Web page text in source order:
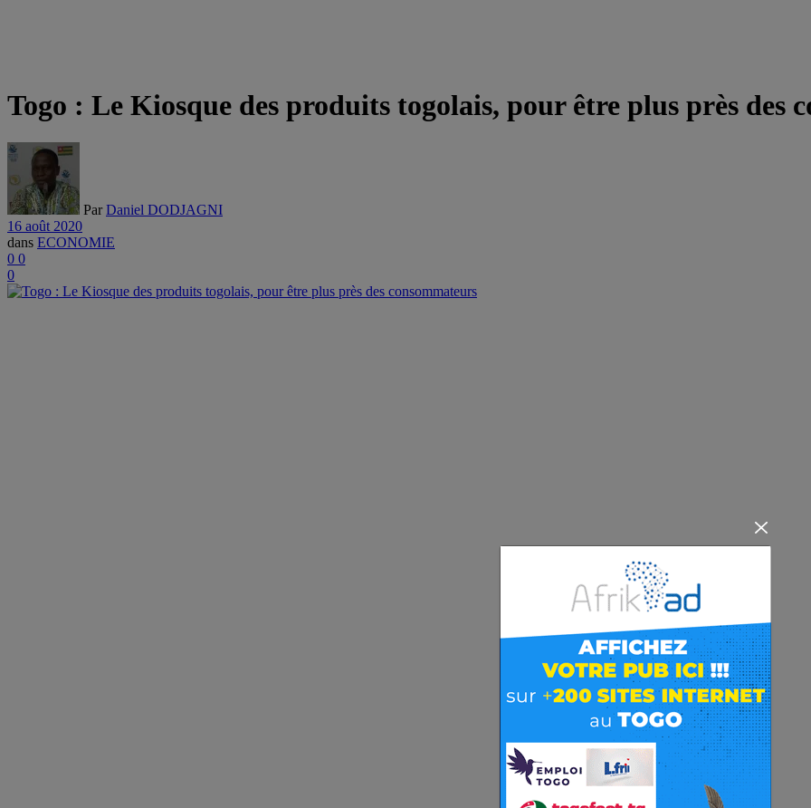
Togo : Le Kiosque des produits togolais, pour être plus près des
Par Daniel DODJAGNI
16 août 2020
dans ECONOMIE
0 0
0